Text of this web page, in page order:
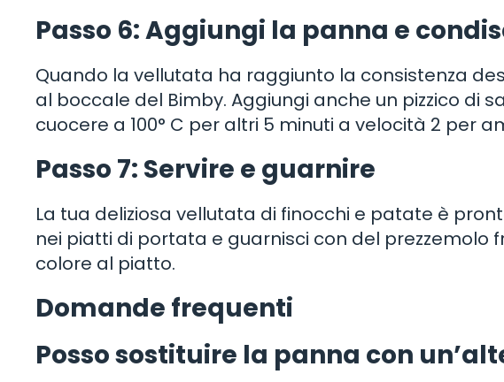
Passo 6: Aggiungi la panna e
Quando la vellutata ha raggiunto la consistenza
al boccale del Bimby. Aggiungi anche un pizzico di
cuocere a 100° C per altri 5 minuti a velocità 2 per
Passo 7: Servire e guarnire
La tua deliziosa vellutata di finocchi e patate è
nei piatti di portata e guarnisci con del prezzemolo
colore al piatto.
Domande frequenti
Posso sostituire la panna con